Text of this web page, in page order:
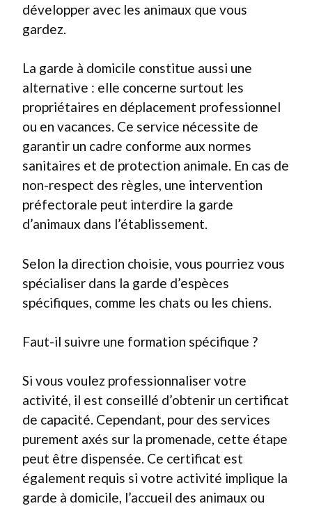
développer avec les animaux que vous
gardez.
La garde à domicile constitue aussi une
alternative : elle concerne surtout les
propriétaires en déplacement professionnel
ou en vacances. Ce service nécessite de
garantir un cadre conforme aux normes
sanitaires et de protection animale. En cas de
non-respect des règles, une intervention
préfectorale peut interdire la garde
d’animaux dans l’établissement.
Selon la direction choisie, vous pourriez vous
spécialiser dans la garde d’espèces
spécifiques, comme les chats ou les chiens.
Faut-il suivre une formation spécifique ?
Si vous voulez professionnaliser votre
activité, il est conseillé d’obtenir un certificat
de capacité. Cependant, pour des services
purement axés sur la promenade, cette étape
peut être dispensée. Ce certificat est
également requis si votre activité implique la
garde à domicile, l’accueil des animaux ou